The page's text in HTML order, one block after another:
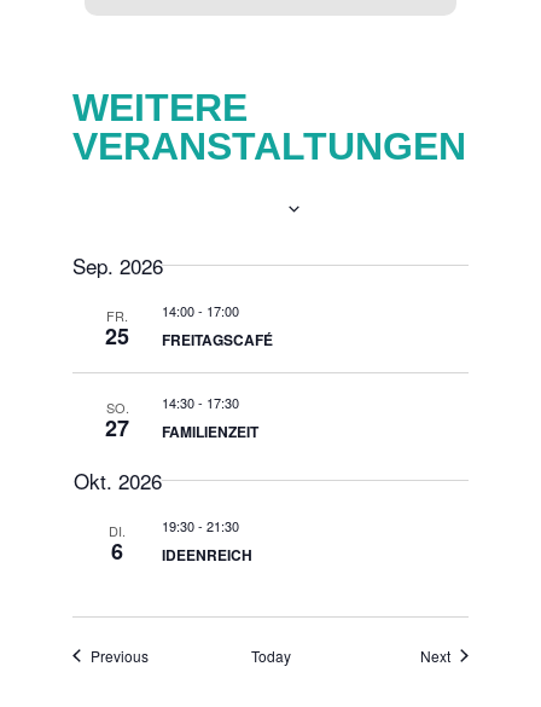
WEITERE
VERANSTALTUNGEN
date.
Sep. 2026
FR.
25
14:00- 17:00
FREITAGSCAFÉ
SO.
27
14:30- 17:30
FAMILIENZEIT
Okt. 2026
DI.
6
19:30- 21:30
IDEENREICH
PreviousEvents Today NextEvents